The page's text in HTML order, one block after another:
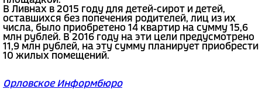
В Ливнах в 2015 году для детей-сирот и детей,
оставшихся без попечения родителей, лиц из их
числа, было приобретено 14 квартир на сумму 15,6
млн рублей. В 2016 году на эти цели предусмотрено
11,9 млн рублей, на эту сумму планирует приобрести
10 жилых помещений.
Орловское Информбюро